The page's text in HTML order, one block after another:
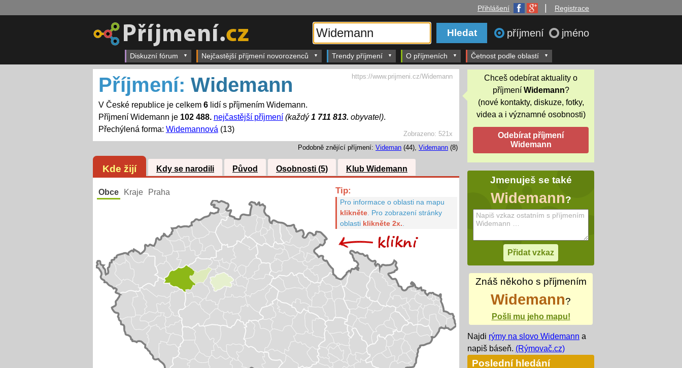
Přihlášení Registrace
příjmení jméno
Diskuzní fórum Nejčastější příjmení novorozenců Trendy příjmení O příjmeních Četnost podle oblastí
Zobrazeno: 521x
Příjmení: Widemann
V České republice je celkem 6lidí s příjmením Widemann.
Příjmení Widemann je 102 488. nejčastější příjmení (každý1 711 813. obyvatel).
Přechýlená forma: Widemannová (13)
https://www.prijmeni.cz/Widemann
Podobně znějící příjmení: Videman (44), Videmann (8)
Kde žijí Kdy se narodili Původ Osobnosti (5) Klub Widemann
Obce Kraje Praha Tip:
Pro informace o oblasti na mapu
klikněte. Pro zobrazení stránky
oblasti klikněte 2x.
Chceš odebírat aktuality o
příjmení Widemann?
(nové kontakty, diskuze, fotky,
videa a i významné osobnosti)
Jmenuješ se také
Widemann?
Znáš někoho s příjmením
Widemann?
Pošli mu jeho mapu!
Najdi rýmy na slovo Widemann a
napiš báseň. (Rýmovač.cz)
Poslední hledání